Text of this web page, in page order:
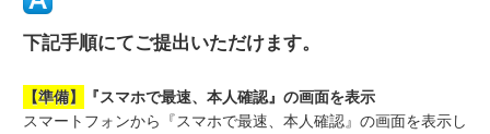
下記手順にてご提出いただけます。
【準備】
『スマホで最速、本人確認』の画面を表示
スマートフォンから『スマホで最速、本人確認』の画面を表示し